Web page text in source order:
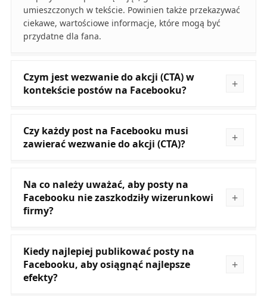
umieszczonych w tekście. Powinien także przekazywać
ciekawe, wartościowe informacje, które mogą być
przydatne dla fana.
Czym jest wezwanie do akcji (CTA) w
kontekście postów na Facebooku?
Czy każdy post na Facebooku musi
zawierać wezwanie do akcji (CTA)?
Na co należy uważać, aby posty na
Facebooku nie zaszkodziły wizerunkowi
firmy?
Kiedy najlepiej publikować posty na
Facebooku, aby osiągnąć najlepsze
efekty?